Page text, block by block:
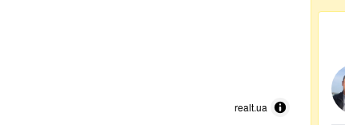
realt.ua